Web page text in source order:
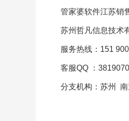
管家婆软件江苏销
苏州哲凡信息技术
服务热线：151
客服QQ ：
分支机构：苏州